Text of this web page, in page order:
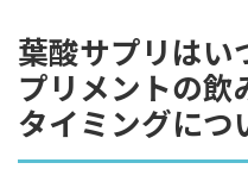
葉酸サプリはい
プリメントの飲
タイミングにつ